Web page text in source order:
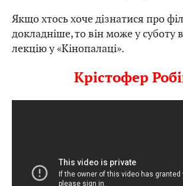
Якщо хтось хоче дізнатися про
докладніше, то він може у суботу
лекцію у «Кінопалаці».
Крістофер